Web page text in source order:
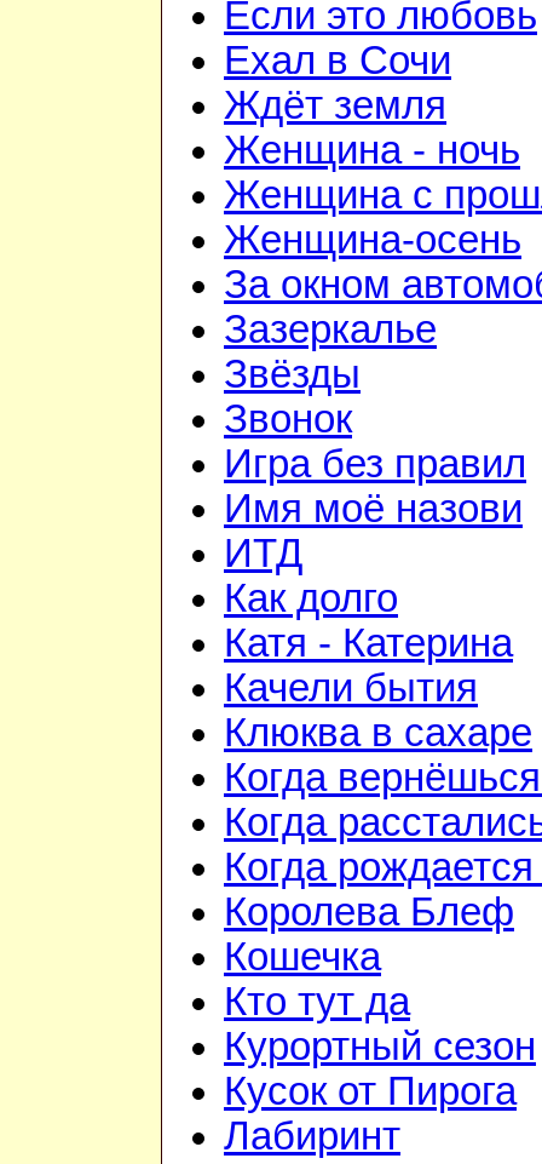
Если это любовь
Ехал в Сочи
Ждёт земля
Женщина - ночь
Женщина с
Женщина-осень
За окном
Зазеркалье
Звёзды
Звонок
Игра без правил
Имя моё назови
ИТД
Как долго
Катя - Катерина
Качели бытия
Клюква в сахаре
Когда
Когда
Когда
Королева Блеф
Кошечка
Кто тут да
Курортный сезон
Кусок от Пирога
Лабиринт